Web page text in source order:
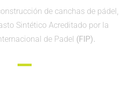
de canchas de pádel,
Sintético Acreditado por la
de Padel (FIP).